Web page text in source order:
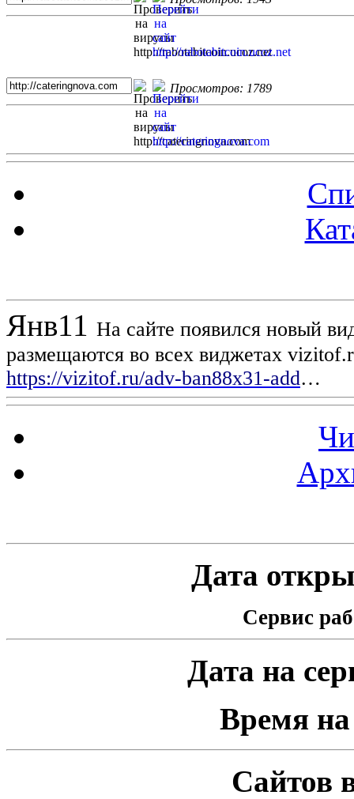
Просмотров: 1789
Янв11 На сайте появился новый
размещаются во всех виджетах
https://vizitof.ru/adv-ban88x31-add…
Дата
Сервис
Дата на
Время на
Сайтов